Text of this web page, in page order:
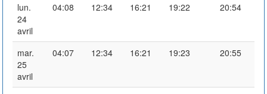
lun.
24
avril
04:08 12:34 16:21 19:22 20:54
mar.
25
avril
04:07 12:34 16:21 19:23 20:55